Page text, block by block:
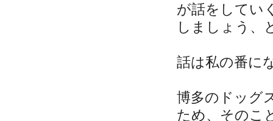
が話をしてい
しましょう、
話は私の番に
博多のドッグ
ため、そのこ